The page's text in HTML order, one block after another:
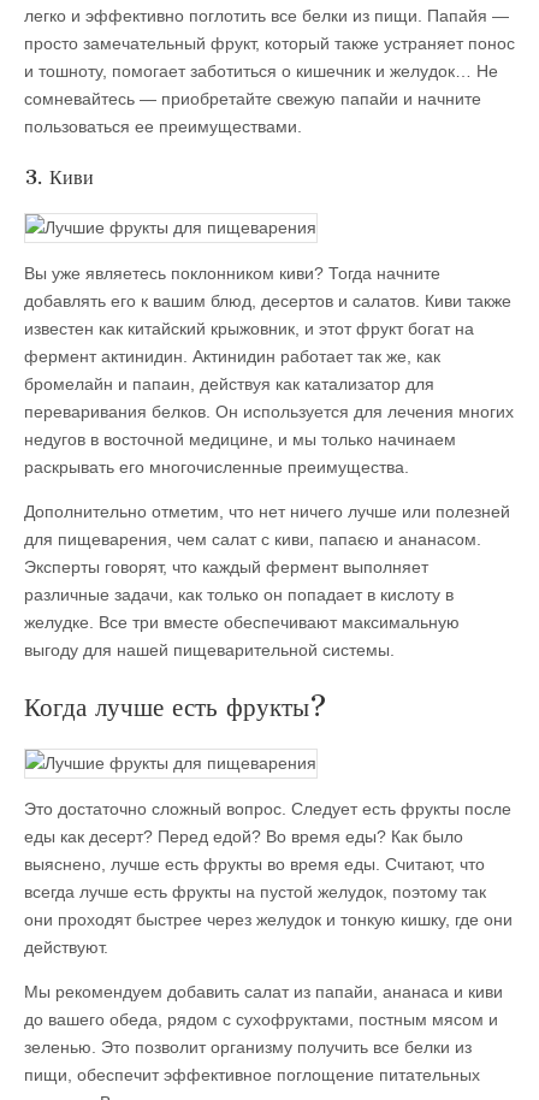
легко и эффективно поглотить все белки из пищи. Папайя —
просто замечательный фрукт, который также устраняет понос
и тошноту, помогает заботиться о кишечник и желудок… Не
сомневайтесь — приобретайте свежую папайи и начните
пользоваться ее преимуществами.
3. Киви
Вы уже являетесь поклонником киви? Тогда начните
добавлять его к вашим блюд, десертов и салатов. Киви также
известен как китайский крыжовник, и этот фрукт богат на
фермент актинидин. Актинидин работает так же, как
бромелайн и папаин, действуя как катализатор для
переваривания белков. Он используется для лечения многих
недугов в восточной медицине, и мы только начинаем
раскрывать его многочисленные преимущества.
Дополнительно отметим, что нет ничего лучше или полезней
для пищеварения, чем салат с киви, папаєю и ананасом.
Эксперты говорят, что каждый фермент выполняет
различные задачи, как только он попадает в кислоту в
желудке. Все три вместе обеспечивают максимальную
выгоду для нашей пищеварительной системы.
Когда лучше есть фрукты?
Это достаточно сложный вопрос. Следует есть фрукты после
еды как десерт? Перед едой? Во время еды? Как было
выяснено, лучше есть фрукты во время еды. Считают, что
всегда лучше есть фрукты на пустой желудок, поэтому так
они проходят быстрее через желудок и тонкую кишку, где они
действуют.
Мы рекомендуем добавить салат из папайи, ананаса и киви
до вашего обеда, рядом с сухофруктами, постным мясом и
зеленью. Это позволит организму получить все белки из
пищи, обеспечит эффективное поглощение питательных